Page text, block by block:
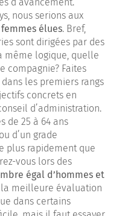
nous serions aux
élues. Bref,
sont dirigées par des
même logique, quelle
compagnie? Faites
les premiers rangs
concrets en
d’administration.
de 25 à 64 ans
d’un grade
plus rapidement que
vous lors des
égal d’hommes et
la meilleure évaluation
dans certains